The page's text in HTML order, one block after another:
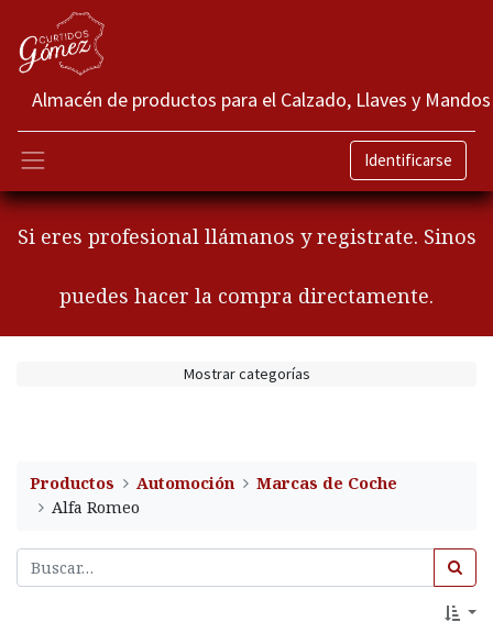
Almacén de productos para el Calzado, Llaves y Mandos
Identificarse
Si eres profesional llámanos y registrate. Sinos
puedes hacer la compra directamente.
Mostrar categorías
Productos Automoción
Marcas de Coche
Alfa Romeo